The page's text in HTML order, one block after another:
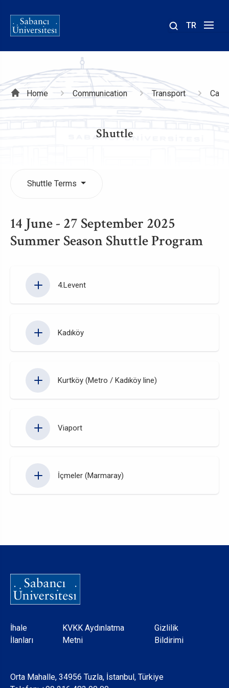
TR
Breadcrumb
Home Communication Transport
Shuttle
Shuttle Terms
14 June - 27 September 2025
Summer Season Shuttle Program
4.Levent
Kadıköy
Kurtköy (Metro / Kadıköy line)
Viaport
İçmeler (Marmaray)
Dipnot
İhale
İlanları
KVKK Aydınlatma
Metni
Gizlilik
Bildirimi
Orta Mahalle, 34956 Tuzla, İstanbul, Türkiye